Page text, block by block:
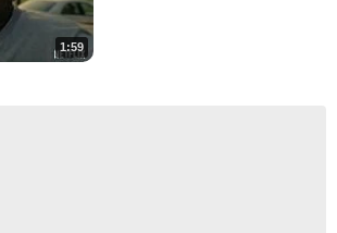
1:59